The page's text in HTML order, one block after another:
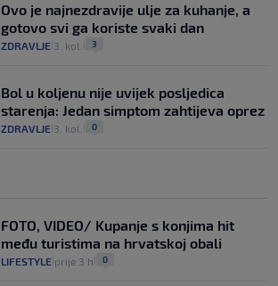
Ovo je najnezdravije ulje za kuhanje, a
gotovo svi ga koriste svaki dan
ZDRAVLJE 3. kol. 3
Bol u koljenu nije uvijek posljedica
starenja: Jedan simptom zahtijeva oprez
ZDRAVLJE 3. kol. 0
FOTO, VIDEO/ Kupanje s konjima hit
među turistima na hrvatskoj obali
LIFESTYLE prije 3 h 0